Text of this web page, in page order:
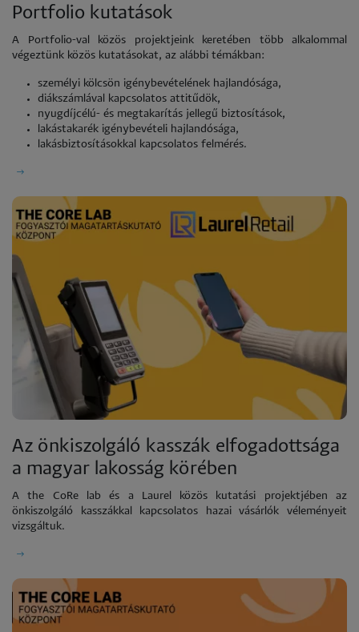
Portfolio kutatások
A Portfolio-val közös projektjeink keretében több alkalommal
végeztünk közös kutatásokat, az alábbi témákban:
személyi kölcsön igénybevételének hajlandósága,
diákszámlával kapcsolatos attitűdök,
nyugdíjcélú- és megtakarítás jellegű biztosítások,
lakástakarék igénybevételi hajlandósága,
lakásbiztosításokkal kapcsolatos felmérés.
Az önkiszolgáló kasszák elfogadottsága
a magyar lakosság körében
A the CoRe lab és a Laurel közös kutatási projektjében az
önkiszolgáló kasszákkal kapcsolatos hazai vásárlók véleményeit
vizsgáltuk.